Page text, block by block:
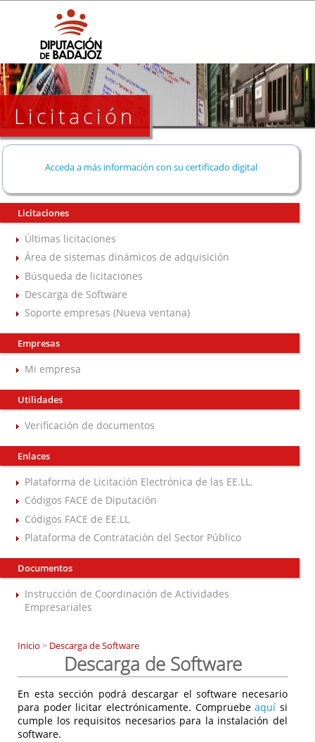
Licitación
Acceda a más información con su certificado digital
Licitaciones
Últimas licitaciones
Área de sistemas dinámicos de adquisición
Búsqueda de licitaciones
Descarga de Software
Soporte empresas (Nueva ventana)
Empresas
Mi empresa
Utilidades
Verificación de documentos
Enlaces
Plataforma de Licitación Electrónica de las EE.LL.
Códigos FACE de Diputación
Códigos FACE de EE.LL
Plataforma de Contratación del Sector Público
Documentos
Instrucción de Coordinación de Actividades
Empresariales
Inicio > Descarga de Software
Descarga de Software
En esta sección podrá descargar el software necesario
para poder licitar electrónicamente. Compruebeaquí si
cumple los requisitos necesarios para la instalación del
software.